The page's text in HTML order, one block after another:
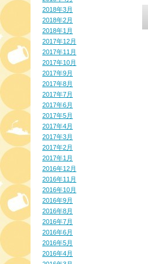
2018年3月
2018年2月
2018年1月
2017年12月
2017年11月
2017年10月
2017年9月
2017年8月
2017年7月
2017年6月
2017年5月
2017年4月
2017年3月
2017年2月
2017年1月
2016年12月
2016年11月
2016年10月
2016年9月
2016年8月
2016年7月
2016年6月
2016年5月
2016年4月